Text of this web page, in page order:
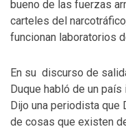
bueno de las fuerzas
carteles del
funcionan laboratorios
En su discurso de
Duque habló de un
Dijo una periodista que
de cosas que existen